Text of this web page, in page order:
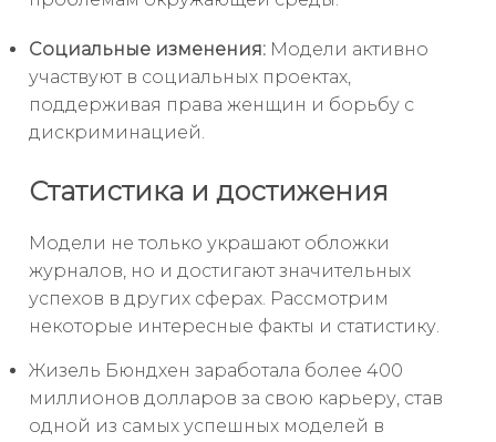
Социальные изменения: Модели активно
участвуют в социальных проектах,
поддерживая права женщин и борьбу с
дискриминацией.
Статистика и достижения
Модели не только украшают обложки
журналов, но и достигают значительных
успехов в других сферах. Рассмотрим
некоторые интересные факты и статистику.
Жизель Бюндхен заработала более 400
миллионов долларов за свою карьеру, став
одной из самых успешных моделей в